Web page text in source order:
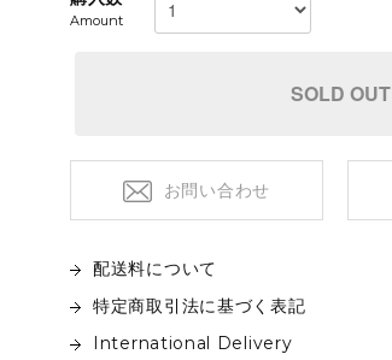
テーブルウエア
Amount
SOLD OUT
お問い合わせ
配送料について
特定商取引法に基づく表記
International Delivery